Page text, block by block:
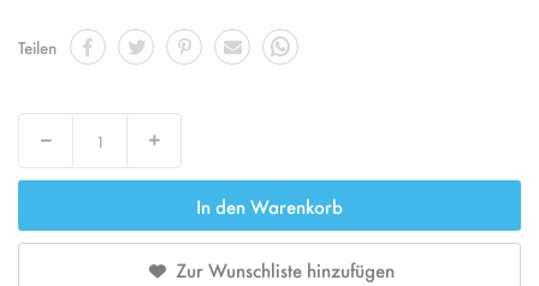
Teilen
Decrease Increase
In den Warenkorb
Zur Wunschliste hinzufügen